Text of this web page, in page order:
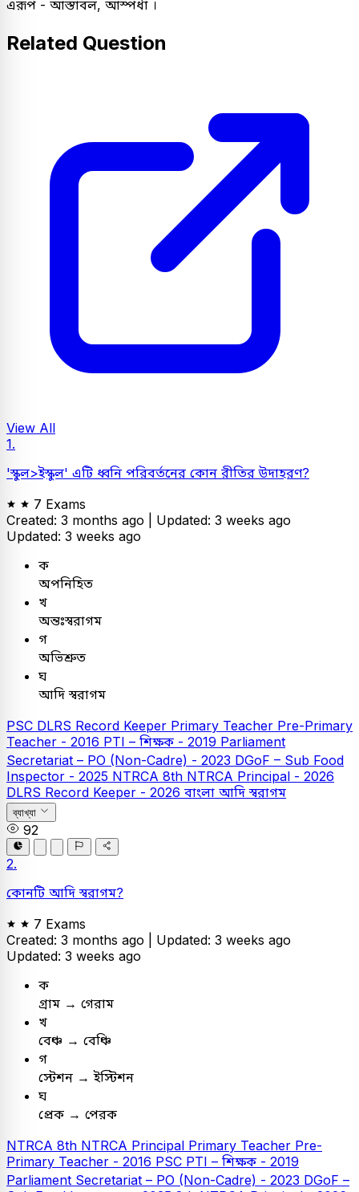
এরূপ - আস্তাবল, আস্পর্ধা ।
Related Question
View All
1.
'স্কুল>ইস্কুল' এটি ধ্বনি পরিবর্তনের কোন রীতির উদাহরণ?
7 Exams
Created: 3 months ago | Updated: 3 weeks ago
Updated: 3 weeks ago
ক
অপনিহিত
খ
অন্তঃস্বরাগম
গ
অভিশ্রুত
ঘ
আদি স্বরাগম
PSC DLRS Record Keeper Primary Teacher Pre-Primary
Teacher - 2016 PTI – শিক্ষক - 2019 Parliament
Secretariat – PO (Non-Cadre) - 2023 DGoF – Sub Food
Inspector - 2025 NTRCA 8th NTRCA Principal - 2026
DLRS Record Keeper - 2026 বাংলা আদি স্বরাগম
ব্যাখ্যা
92
2.
কোনটি আদি স্বরাগম?
7 Exams
Created: 3 months ago | Updated: 3 weeks ago
Updated: 3 weeks ago
ক
গ্রাম → গেরাম
খ
বেঞ্চ → বেঞ্চি
গ
স্টেশন → ইস্টিশন
ঘ
প্রেক → পেরক
NTRCA 8th NTRCA Principal Primary Teacher Pre-
Primary Teacher - 2016 PSC PTI – শিক্ষক - 2019
Parliament Secretariat – PO (Non-Cadre) - 2023 DGoF –